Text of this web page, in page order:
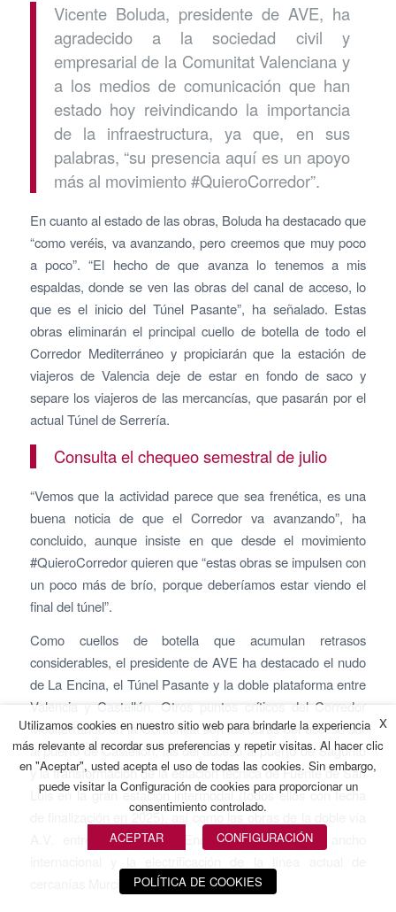
Vicente Boluda, presidente de AVE, ha
agradecido a la sociedad civil y
empresarial de la Comunitat Valenciana y
a los medios de comunicación que han
estado hoy reivindicando la importancia
de la infraestructura, ya que, en sus
palabras, “su presencia aquí es un apoyo
más al movimiento #QuieroCorredor”.
En cuanto al estado de las obras, Boluda ha destacado que
“como veréis, va avanzando, pero creemos que muy poco
a poco”. “El hecho de que avanza lo tenemos a mis
espaldas, donde se ven las obras del canal de acceso, lo
que es el inicio del Túnel Pasante”, ha señalado. Estas
obras eliminarán el principal cuello de botella de todo el
Corredor Mediterráneo y propiciarán que la estación de
viajeros de Valencia deje de estar en fondo de saco y
separe los viajeros de las mercancías, que pasarán por el
actual Túnel de Serrería.
Consulta el chequeo semestral de julio
“Vemos que la actividad parece que sea frenética, es una
buena noticia de que el Corredor va avanzando”, ha
concluido, aunque insiste en que desde el movimiento
#QuieroCorredor quieren que “estas obras se impulsen con
un poco más de brío, porque deberíamos estar viendo el
final del túnel”.
Como cuellos de botella que acumulan retrasos
considerables, el presidente de AVE ha destacado el nudo
de La Encina, el Túnel Pasante y la doble plataforma entre
Valencia y Castellón. Otros puntos críticos del Corredor
Mediterráneo en la Comunitat son las obras del acceso sur
al puerto de Castellón, las del acceso al puerto de Sagunto
y la transformación de la estación técnica de Fuente de San
Luis en la gran estación intermodal (todos ellos con fecha
de finalización en 2025), así como las obras de la doble vía
A.V. entre Xàtiva y La Encina y el cambio a ancho
cercanías Murcia-Alicante.
X
Utilizamos cookies en nuestro sitio web para brindarle la experiencia
más relevante al recordar sus preferencias y repetir visitas. Al hacer clic
en "Aceptar", usted acepta el uso de todas las cookies. Sin embargo,
puede visitar la Configuración de cookies para proporcionar un
consentimiento controlado.
ACEPTAR
CONFIGURACIÓN
POLÍTICA DE COOKIES